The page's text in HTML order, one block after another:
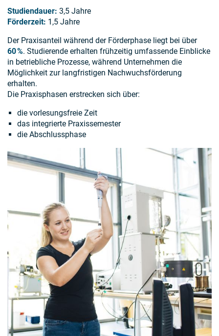
Studiendauer: 3,5 Jahre
Förderzeit: 1,5 Jahre
Der Praxisanteil während der Förderphase liegt bei über
60 %. Studierende erhalten frühzeitig umfassende Einblicke
in betriebliche Prozesse, während Unternehmen die
Möglichkeit zur langfristigen Nachwuchsförderung
erhalten.
Die Praxisphasen erstrecken sich über:
die vorlesungsfreie Zeit
das integrierte Praxissemester
die Abschlussphase